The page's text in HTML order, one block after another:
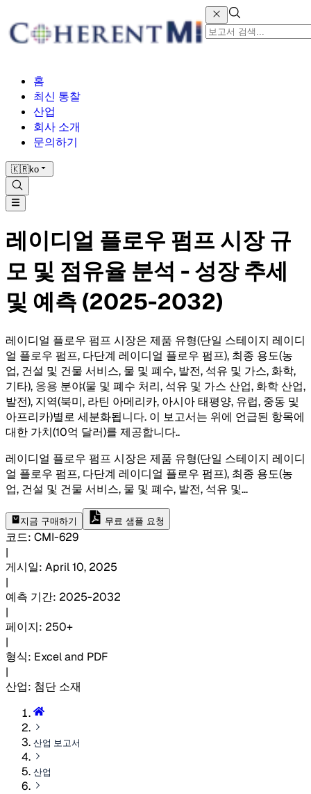
홈
최신 통찰
산업
회사 소개
문의하기
🇰🇷ko
레이디얼 플로우 펌프 시장 규
모 및 점유율 분석 - 성장 추세
및 예측 (2025-2032)
레이디얼 플로우 펌프 시장은 제품 유형(단일 스테이지 레이디
얼 플로우 펌프, 다단계 레이디얼 플로우 펌프), 최종 용도(농
업, 건설 및 건물 서비스, 물 및 폐수, 발전, 석유 및 가스, 화학,
기타), 응용 분야(물 및 폐수 처리, 석유 및 가스 산업, 화학 산업,
발전), 지역(북미, 라틴 아메리카, 아시아 태평양, 유럽, 중동 및
아프리카)별로 세분화됩니다. 이 보고서는 위에 언급된 항목에
대한 가치(10억 달러)를 제공합니다..
레이디얼 플로우 펌프 시장은 제품 유형(단일 스테이지 레이디
얼 플로우 펌프, 다단계 레이디얼 플로우 펌프), 최종 용도(농
업, 건설 및 건물 서비스, 물 및 폐수, 발전, 석유 및...
지금 구매하기 무료 샘플 요청
코드: CMI-629
|
게시일: April 10, 2025
|
예측 기간: 2025-2032
|
페이지: 250+
|
형식: Excel and PDF
|
산업: 첨단 소재
산업 보고서
산업